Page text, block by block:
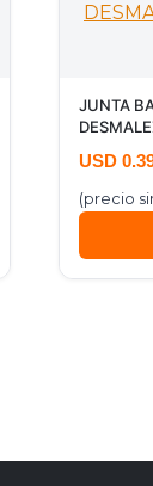
JUNTA
USD
(precio